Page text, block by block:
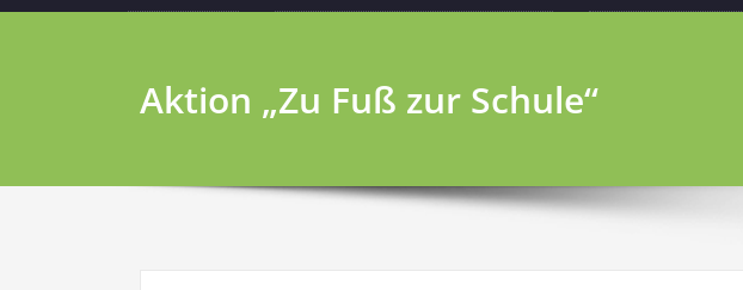
Aktion „Zu Fuß zur Schule“